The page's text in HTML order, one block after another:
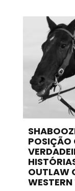
POSIÇÃO
OUTLAW
WESTERN